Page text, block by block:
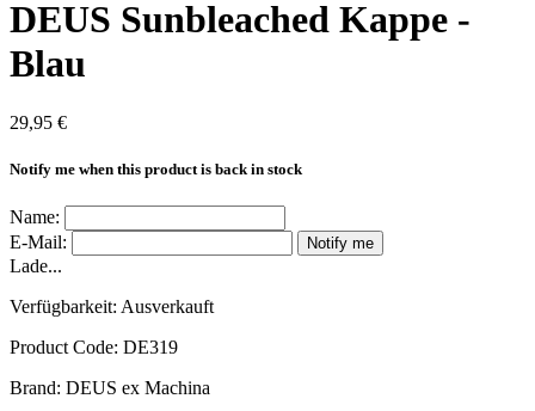
DEUS Sunbleached Kappe -
Blau
29,95 €
Notify me when this product is back in stock
Name:
E-Mail:
Notify me
Lade...
Verfügbarkeit: Ausverkauft
Product Code: DE319
Brand: DEUS ex Machina